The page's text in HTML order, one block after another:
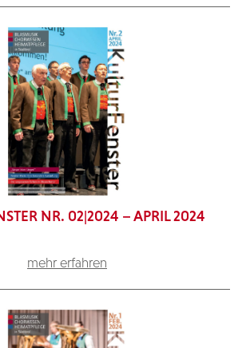
NR. 02|2024 – APRIL 2024
mehr erfahren